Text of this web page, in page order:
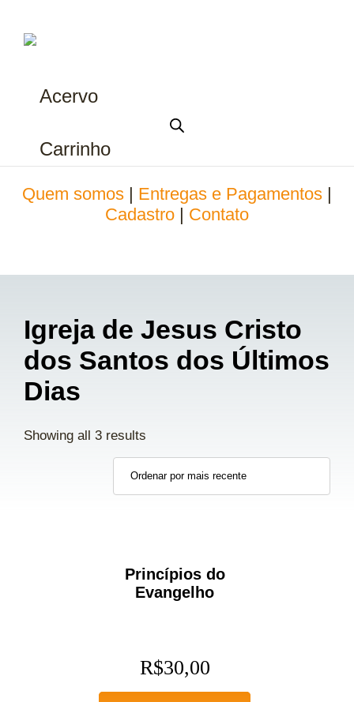
Acervo
Carrinho
Quem somos Entregas e Pagamentos
Cadastro
Contato
Igreja de Jesus Cristo
dos Santos dos Últimos
Dias
Showing all 3 results
Princípios do
Evangelho
R$30,00